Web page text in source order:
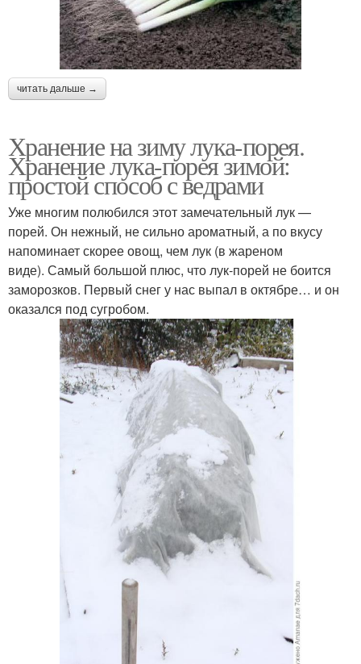
читать дальше →
Хранение на зиму лука-порея.
Хранение лука-порея зимой:
простой способ с ведрами
Уже многим полюбился этот замечательный лук —
порей. Он нежный, не сильно ароматный, а по вкусу
напоминает скорее овощ, чем лук (в жареном
виде). Самый большой плюс, что лук-порей не боится
заморозков. Первый снег у нас выпал в октябре… и он
оказался под сугробом.